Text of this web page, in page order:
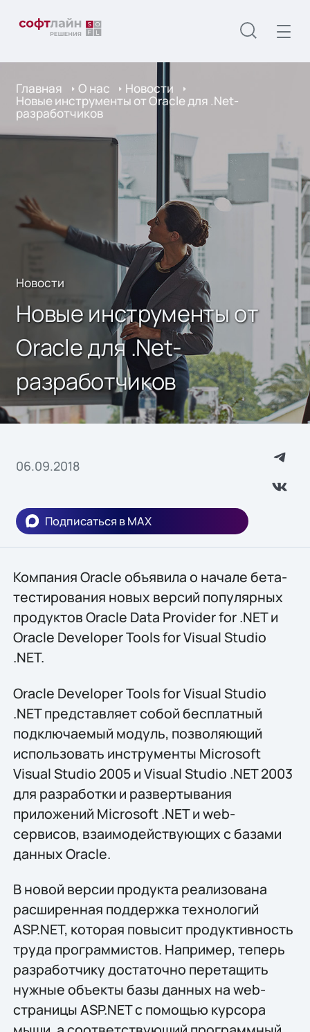
Главная О нас Новости
Новые инструменты от Oracle для .Net-
разработчиков
Новости
Новые инструменты от
Oracle для .Net-
разработчиков
06.09.2018
Подписаться в MAX
Компания Oracle объявила о начале бета-
тестирования новых версий популярных
продуктов Oracle Data Provider for .NET и
Oracle Developer Tools for Visual Studio
.NET.
Oracle Developer Tools for Visual Studio
.NET представляет собой бесплатный
подключаемый модуль, позволяющий
использовать инструменты Microsoft
Visual Studio 2005 и Visual Studio .NET 2003
для разработки и развертывания
приложений Microsoft .NET и web-
сервисов, взаимодействующих с базами
данных Oracle.
В новой версии продукта реализована
расширенная поддержка технологий
ASP.NET, которая повысит продуктивность
труда программистов. Например, теперь
разработчику достаточно перетащить
нужные объекты базы данных на web-
страницы ASP.NET с помощью курсора